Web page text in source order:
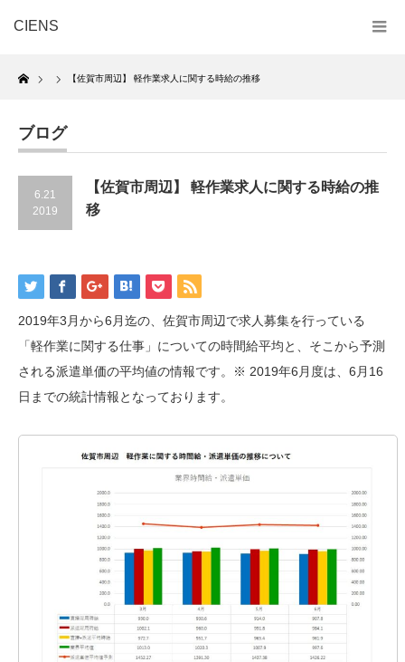
CIENS
Home
【佐賀市周辺】 軽作業求人に関する時給の推移
ブログ
6.21
2019
【佐賀市周辺】 軽作業求人に関する時給の推
移
2019年3月から6月迄の、佐賀市周辺で求人募集を行っている
「軽作業に関する仕事」についての時間給平均と、そこから予測
される派遣単価の平均値の情報です。※ 2019年6月度は、6月16
日までの統計情報となっております。